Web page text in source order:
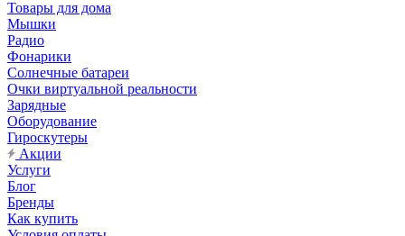
Товары для дома
Мышки
Радио
Фонарики
Солнечные батареи
Очки виртуальной реальности
Зарядные
Оборудование
Гироскутеры
Акции
Услуги
Блог
Бренды
Как купить